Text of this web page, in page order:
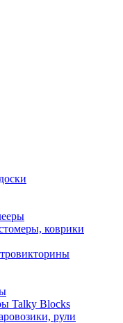
коврики
Talky Blocks
рули